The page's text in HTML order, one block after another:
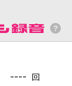
---- 回